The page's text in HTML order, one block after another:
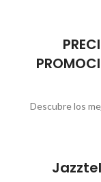
Descubre los
Jazztel